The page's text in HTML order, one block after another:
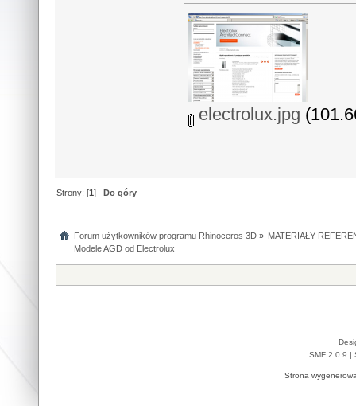
electrolux.jpg
Strony: [1]Do góry
Forum użytkowników programu Rhinoceros 3D» MATERIAŁY
Modele AGD od Electrolux
SMF 2.0.9 |
Strona